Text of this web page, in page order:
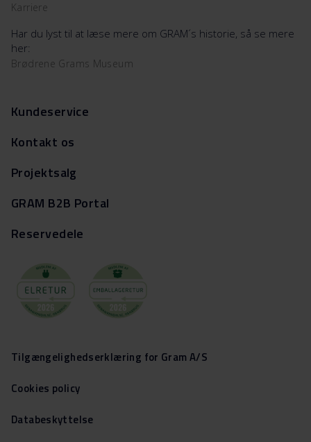
Karriere
Har du lyst til at læse mere om GRAM´s historie, så se mere
her:
Brødrene Grams Museum
Kundeservice
Kontakt os
Projektsalg
GRAM B2B Portal
Reservedele
Tilgængelighedserklæring for Gram A/S
Cookies policy
Databeskyttelse